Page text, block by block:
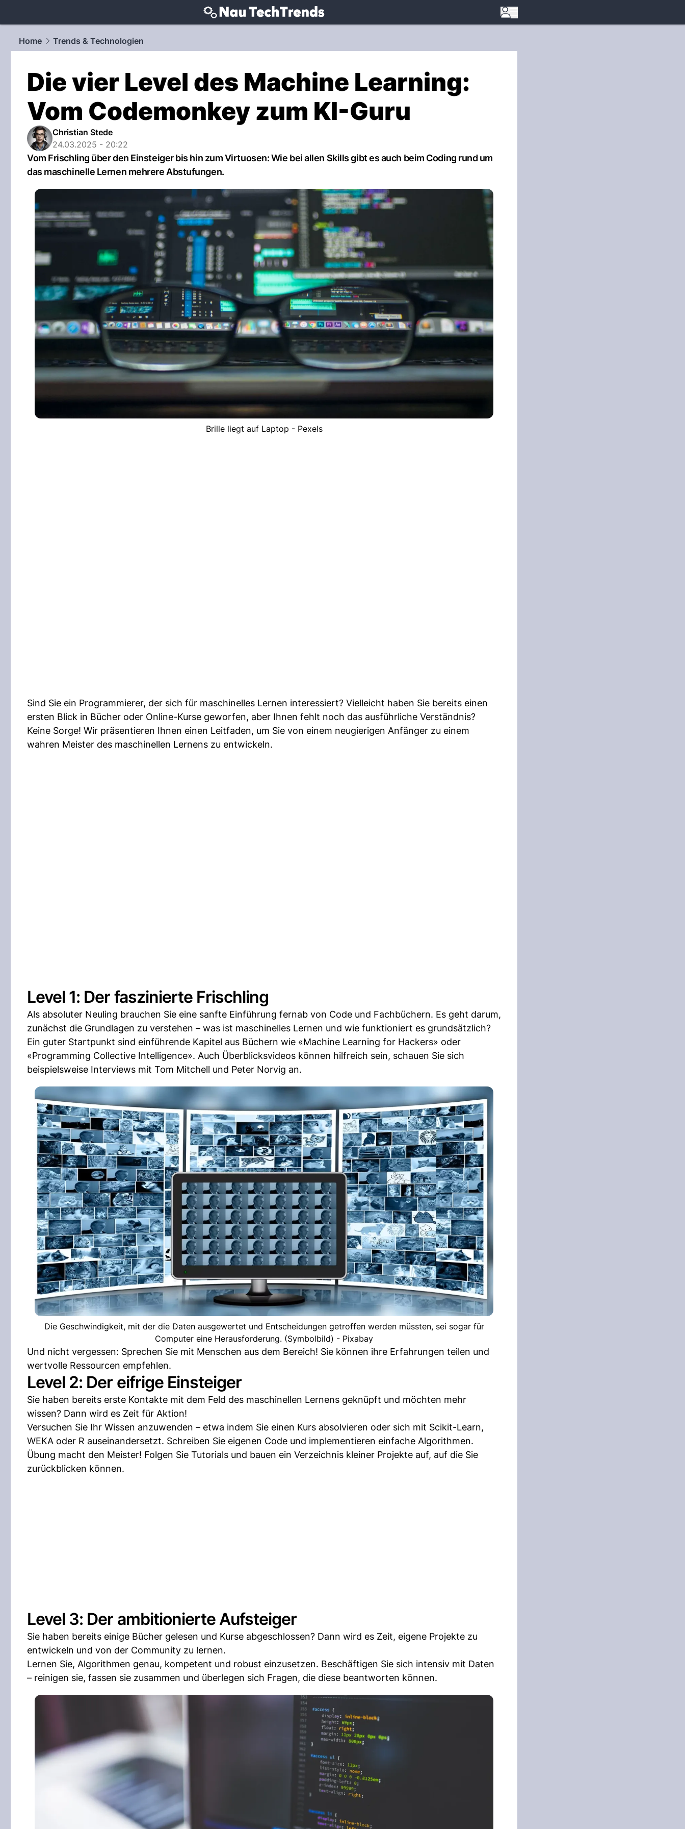
techtrends.NAU.ch
Home
Trends & Technologien
Die vier Level des Machine Learning:
Vom Codemonkey zum KI-Guru
Christian Stede
24.03.2025 - 20:22
Vom Frischling über den Einsteiger bis hin zum Virtuosen: Wie bei allen Skills gibt es auch beim Coding rund um
das maschinelle Lernen mehrere Abstufungen.
Brille liegt auf Laptop - Pexels
Sind Sie ein Programmierer, der sich für maschinelles Lernen interessiert? Vielleicht haben Sie bereits einen
ersten Blick in Bücher oder Online-Kurse geworfen, aber Ihnen fehlt noch das ausführliche Verständnis?
Keine Sorge! Wir präsentieren Ihnen einen Leitfaden, um Sie von einem neugierigen Anfänger zu einem
wahren Meister des maschinellen Lernens zu entwickeln.
Level 1: Der faszinierte Frischling
Als absoluter Neuling brauchen Sie eine sanfte Einführung fernab von Code und Fachbüchern. Es geht darum,
zunächst die Grundlagen zu verstehen – was ist maschinelles Lernen und wie funktioniert es grundsätzlich?
Ein guter Startpunkt sind einführende Kapitel aus Büchern wie «Machine Learning for Hackers» oder
«Programming Collective Intelligence». Auch Überblicksvideos können hilfreich sein, schauen Sie sich
beispielsweise Interviews mit Tom Mitchell und Peter Norvig an.
Die Geschwindigkeit, mit der die Daten ausgewertet und Entscheidungen getroffen werden müssten, sei sogar für
Computer eine Herausforderung. (Symbolbild) - Pixabay
Und nicht vergessen: Sprechen Sie mit Menschen aus dem Bereich! Sie können ihre Erfahrungen teilen und
wertvolle Ressourcen empfehlen.
Level 2: Der eifrige Einsteiger
Sie haben bereits erste Kontakte mit dem Feld des maschinellen Lernens geknüpft und möchten mehr
wissen? Dann wird es Zeit für Aktion!
Versuchen Sie Ihr Wissen anzuwenden – etwa indem Sie einen Kurs absolvieren oder sich mit Scikit-Learn,
WEKA oder R auseinandersetzt. Schreiben Sie eigenen Code und implementieren einfache Algorithmen.
Übung macht den Meister! Folgen Sie Tutorials und bauen ein Verzeichnis kleiner Projekte auf, auf die Sie
zurückblicken können.
Level 3: Der ambitionierte Aufsteiger
Sie haben bereits einige Bücher gelesen und Kurse abgeschlossen? Dann wird es Zeit, eigene Projekte zu
entwickeln und von der Community zu lernen.
Lernen Sie, Algorithmen genau, kompetent und robust einzusetzen. Beschäftigen Sie sich intensiv mit Daten
– reinigen sie, fassen sie zusammen und überlegen sich Fragen, die diese beantworten können.